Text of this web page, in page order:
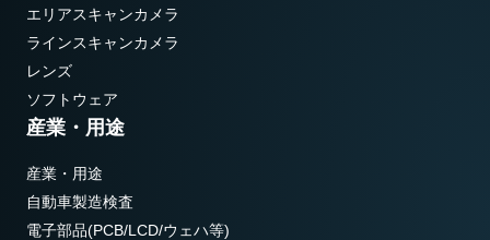
エリアスキャンカメラ
ラインスキャンカメラ
レンズ
ソフトウェア
産業・用途
産業・用途
自動車製造検査
電子部品(PCB/LCD/ウェハ等)